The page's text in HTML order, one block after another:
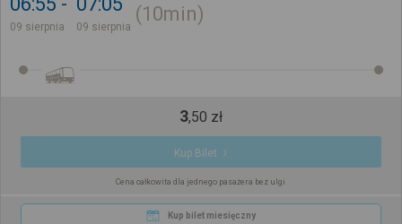
09 sierpnia 09 sierpnia
10min
3,50 zł
Kup Bilet
Cena całkowita dla jednego pasażera bez ulgi
Kup bilet miesięczny